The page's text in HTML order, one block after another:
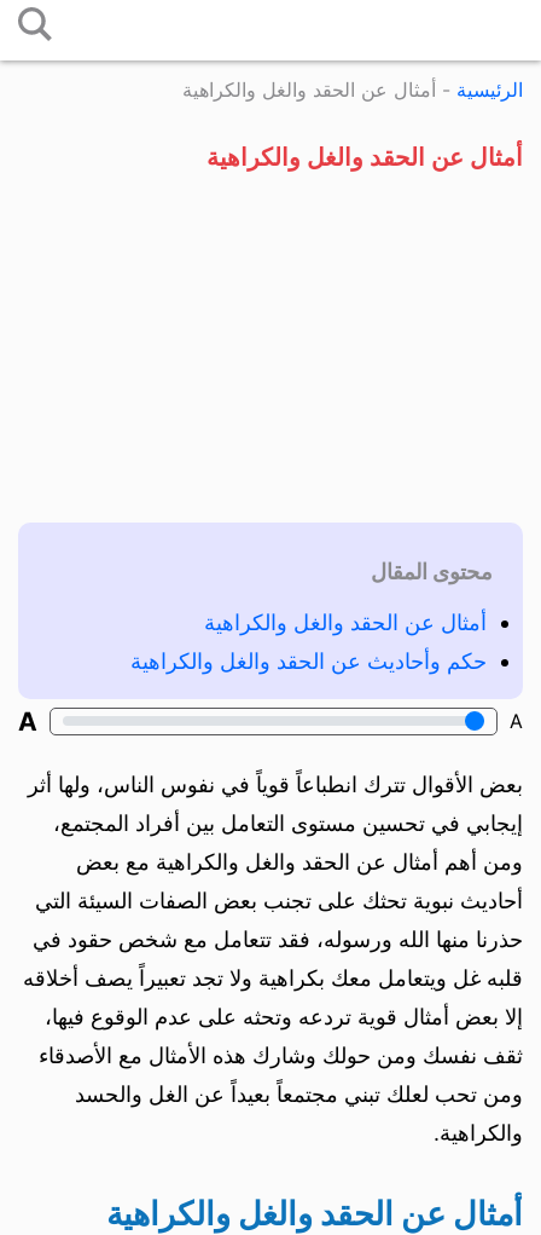
إلى
المحتوى
الرئيسية - أمثال عن الحقد والغل والكراهية
أمثال عن الحقد والغل والكراهية
محتوى المقال
أمثال عن الحقد والغل والكراهية
حكم وأحاديث عن الحقد والغل والكراهية
A
A
بعض الأقوال تترك انطباعاً قوياً في نفوس الناس، ولها أثر
إيجابي في تحسين مستوى التعامل بين أفراد المجتمع،
ومن أهم أمثال عن الحقد والغل والكراهية مع بعض
أحاديث نبوية تحثك على تجنب بعض الصفات السيئة التي
حذرنا منها الله ورسوله، فقد تتعامل مع شخص حقود في
قلبه غل ويتعامل معك بكراهية ولا تجد تعبيراً يصف أخلاقه
إلا بعض أمثال قوية تردعه وتحثه على عدم الوقوع فيها،
ثقف نفسك ومن حولك وشارك هذه الأمثال مع الأصدقاء
ومن تحب لعلك تبني مجتمعاً بعيداً عن الغل والحسد
والكراهية.
أمثال عن الحقد والغل والكراهية